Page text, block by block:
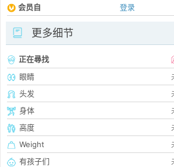
会员自
登录
更多细节
正在尋找
眼睛
头发
身体
高度
Weight
有孩子们